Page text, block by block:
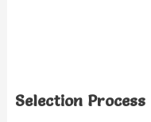
Selection Process